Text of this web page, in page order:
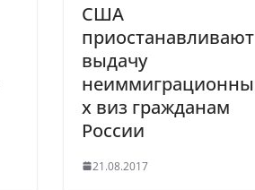
США
приостанавливают
выдачу
неиммиграционны
х виз гражданам
России
21.08.2017